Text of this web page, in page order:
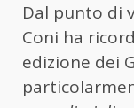
Dal punto di
Coni ha
edizione dei